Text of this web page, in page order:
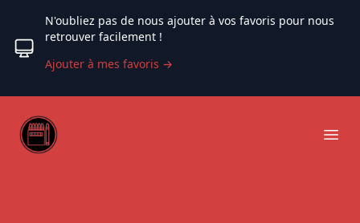
N'oubliez pas de nous ajouter à vos favoris pour nous
retrouver facilement !
Ajouter à mes favoris →
Web coloriage